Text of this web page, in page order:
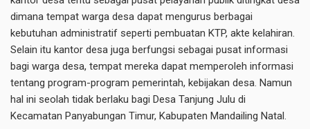
dimana tempat warga desa dapat mengurus berbagai
kebutuhan administratif seperti pembuatan KTP, akte kelahiran.
Selain itu kantor desa juga berfungsi sebagai pusat informasi
bagi warga desa, tempat mereka dapat memperoleh informasi
tentang program-program pemerintah, kebijakan desa. Namun
hal ini seolah tidak berlaku bagi Desa Tanjung Julu di
Kecamatan Panyabungan Timur, Kabupaten Mandailing Natal.